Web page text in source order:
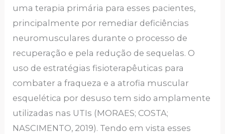
uma terapia primária para esses pacientes,
principalmente por remediar deficiências
neuromusculares durante o processo de
recuperação e pela redução de sequelas. O
uso de estratégias fisioterapêuticas para
combater a fraqueza e a atrofia muscular
esquelética por desuso tem sido amplamente
utilizadas nas UTIs (MORAES; COSTA;
NASCIMENTO, 2019). Tendo em vista esses